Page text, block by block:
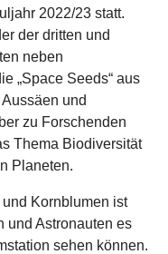
2022/23 statt.
der dritten und
neben
„Space Seeds“ aus
und
zu Forschenden
Thema Biodiversität
Planeten.
Kornblumen ist
und Astronauten es
sehen können.